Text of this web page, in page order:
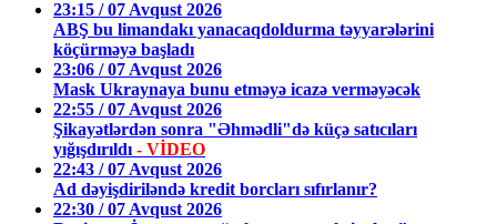
23:15 / 07 Avqust 2026
ABŞ bu limandakı yanacaqdoldurma təyyarələrini
köçürməyə başladı
23:06 / 07 Avqust 2026
Mask Ukraynaya bunu etməyə icazə verməyəcək
22:55 / 07 Avqust 2026
Şikayətlərdən sonra "Əhmədli"də küçə satıcıları
yığışdırıldı - VİDEO
22:43 / 07 Avqust 2026
Ad dəyişdiriləndə kredit borcları sıfırlanır?
22:30 / 07 Avqust 2026